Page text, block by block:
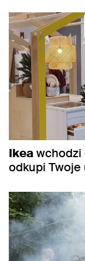
Ikeawchodzi
odkupi Twoje